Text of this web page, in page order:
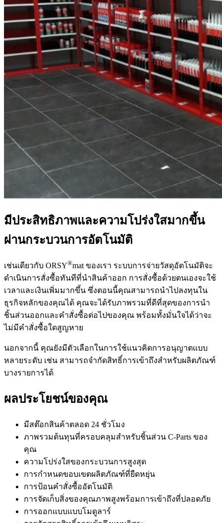
มีประสิทธิภาพและความโปร่งใสมากขึ้น
ผ่านกระบวนการอัตโนมัติ
เช่นเดียวกับ ORSY®mat ของเรา ระบบการจ่ายวัสดุอัตโนมัติจะ
ดำเนินการสั่งซื้อทันทีที่นำสินค้าออก การสั่งซื้อด้วยตนเองจะใช้
เวลาและเงินเพิ่มมากขึ้น ซึ่งตอนนี้คุณสามารถนำไปลงทุนใน
ธุรกิจหลักของคุณได้ คุณจะได้รับภาพรวมที่ดีที่สุดของการนำ
ชิ้นส่วนออกและคำสั่งซื้อต่อไปของคุณ พร้อมทั้งมั่นใจได้ว่าจะ
ไม่มีคำสั่งซื้อใดสูญหาย
นอกจากนี้ คุณยังมีตัวเลือกในการใช้แนวคิดการอนุญาตแบบ
หลายระดับ เช่น สามารถจำกัดสิทธิ์การเข้าถึงสำหรับผลิตภัณฑ์
บางรายการได้
ผลประโยชน์ของคุณ
มีสต๊อกสินค้าตลอด 24 ชั่วโมง
ภาพรวมต้นทุนที่ครอบคลุมสำหรับชิ้นส่วน C-Parts ของ
คุณ
ความโปร่งใสของกระบวนการสูงสุด
การกำหนดขอบเขตผลิตภัณฑ์ที่ยืดหยุ่น
การป้อนคำสั่งซื้ออัตโนมัติ
การจัดเก็บสิ่งของคุณภาพสูงพร้อมการเข้าถึงที่ปลอดภัย
การออกแบบแบบโมดูลาร์